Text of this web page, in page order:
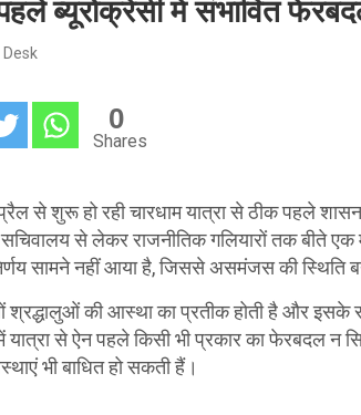
ब्यूरोक्रेसी में संभावित
0
Shares
से शुरू हो रही चारधाम यात्रा से ठीक पहले
से लेकर राजनीतिक गलियारों तक बीते एक
सामने नहीं आया है, जिससे असमंजस की स्थिति
श्रद्धालुओं की आस्था का प्रतीक होती है और
से ऐन पहले किसी भी प्रकार का फेरबदल न
भी बाधित हो सकती हैं।